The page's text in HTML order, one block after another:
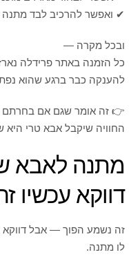
✔ ואפשר להרכיב לבד מתנה
ובכל מקרה —
כל הזמנה באתר פרידלה
להענקה כבר ברגע שהוא
👉 זה אומר שגם אם
החוויה שיקבל אבא טרי
מתנה לאבא
דווקא עכשיו
זה נשמע הפוך — אבל
לו מתנה.